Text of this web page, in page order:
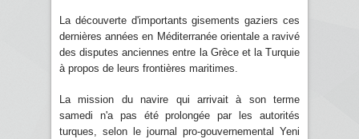
La découverte d'importants gisements gaziers ces
dernières années en Méditerranée orientale a ravivé
des disputes anciennes entre la Grèce et la Turquie
à propos de leurs frontières maritimes.
La mission du navire qui arrivait à son terme
samedi n'a pas été prolongée par les autorités
turques, selon le journal pro-gouvernemental Yeni